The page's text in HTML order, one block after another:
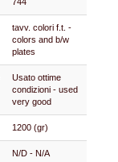
tavv. colori f.t. -
colors and b/w
plates
Usato ottime
condizioni - used
very good
1200 (gr)
N/D - N/A